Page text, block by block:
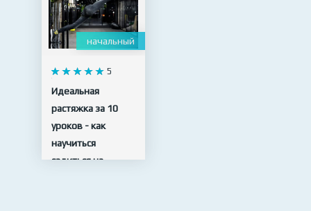
начальный
5
Идеальная
растяжка за 10
уроков - как
научиться
садиться на